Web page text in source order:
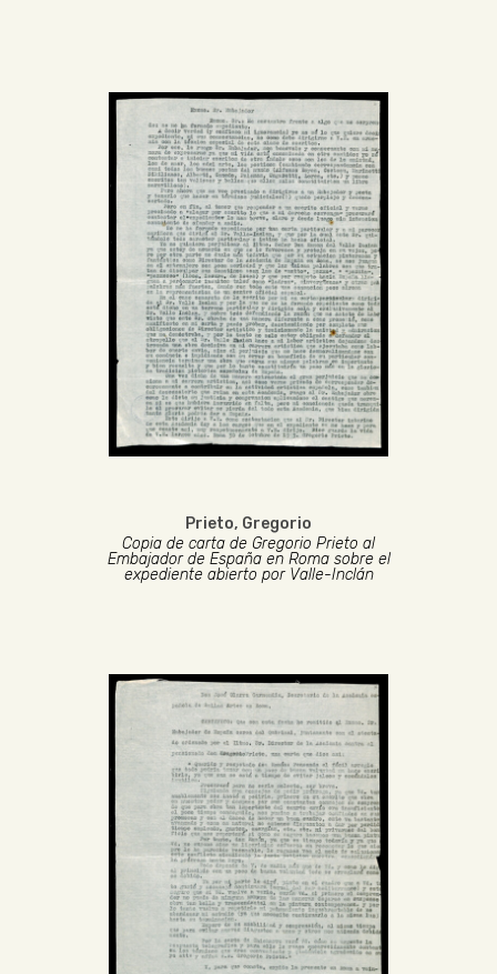
Prieto, Gregorio
Copia de carta de Gregorio Prieto al
Embajador de España en Roma sobre el
expediente abierto por Valle-Inclán